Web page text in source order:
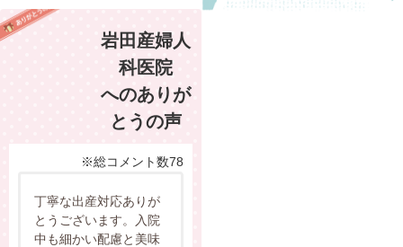
岩田産婦人
科医院
へのありが
とうの声
※総コメント数78
丁寧な出産対応ありが
とうございます。入院
中も細かい配慮と美味